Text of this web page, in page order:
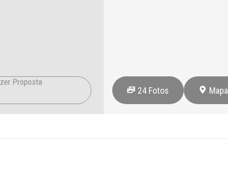
Proposta
24 Fotos Mapa